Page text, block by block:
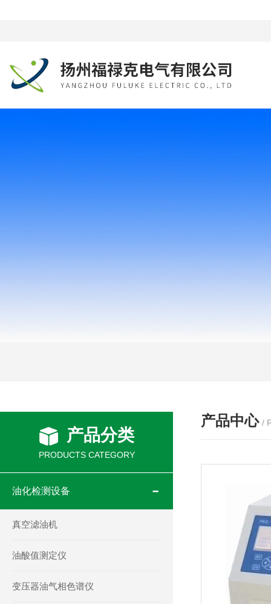
产品分类
PRODUCTS CATEGORY
油化检测设备
真空滤油机
油酸值测定仪
变压器油气相色谱仪
产品中心 /